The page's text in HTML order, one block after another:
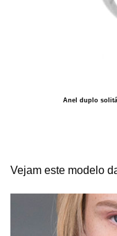
Anel duplo
Vejam este modelo